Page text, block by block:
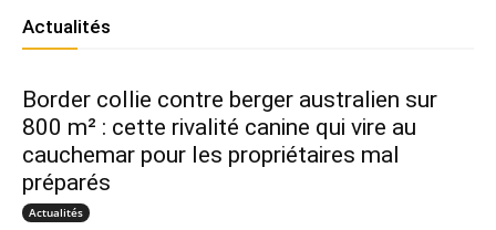
Actualités
Border collie contre berger australien sur
800 m² : cette rivalité canine qui vire au
cauchemar pour les propriétaires mal
préparés
Actualités